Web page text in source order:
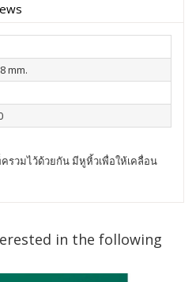
mm.
วมไว้ด้วยกัน มีหูหิ้วเพื่อให้เคลื่อน
in the following